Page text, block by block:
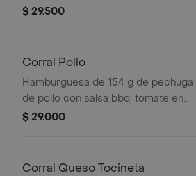
queso tipo mozzarella, tomate en
mostaza
$ 29.500
Corral Pollo
Hamburguesa de 154 g de pechuga
de pollo con salsa bbq, tomate en
rodajas, cebolla en rodajas, lechuga y
$ 29.000
Corral Queso Tocineta